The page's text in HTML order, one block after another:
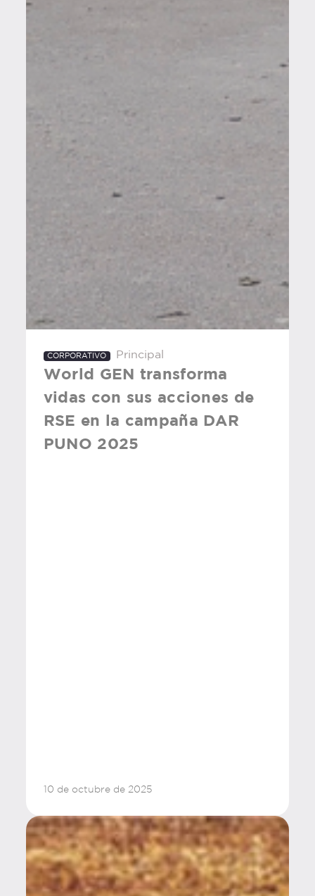
CORPORATIVO Principal
World GEN transforma
vidas con sus acciones de
RSE en la campaña DAR
PUNO 2025
10 de octubre de 2025